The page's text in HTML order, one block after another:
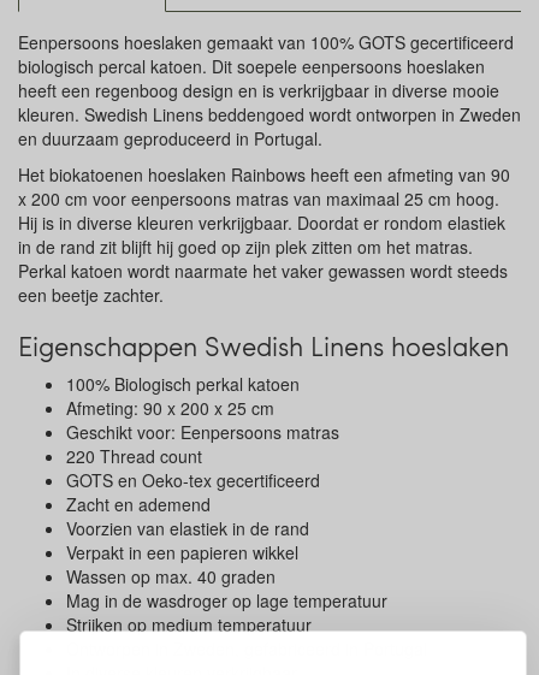
Eenpersoons hoeslaken gemaakt van 100% GOTS gecertificeerd
biologisch percal katoen. Dit soepele eenpersoons hoeslaken
heeft een regenboog design en is verkrijgbaar in diverse mooie
kleuren. Swedish Linens beddengoed wordt ontworpen in Zweden
en duurzaam geproduceerd in Portugal.
Het biokatoenen hoeslaken Rainbows heeft een afmeting van 90
x 200 cm voor eenpersoons matras van maximaal 25 cm hoog.
Hij is in diverse kleuren verkrijgbaar. Doordat er rondom elastiek
in de rand zit blijft hij goed op zijn plek zitten om het matras.
Perkal katoen wordt naarmate het vaker gewassen wordt steeds
een beetje zachter.
Eigenschappen Swedish Linens hoeslaken
100% Biologisch perkal katoen
Afmeting: 90 x 200 x 25 cm
Geschikt voor: Eenpersoons matras
220 Thread count
GOTS en Oeko-tex gecertificeerd
Zacht en ademend
Voorzien van elastiek in de rand
Verpakt in een papieren wikkel
Wassen op max. 40 graden
Mag in de wasdroger op lage temperatuur
Strijken op medium temperatuur